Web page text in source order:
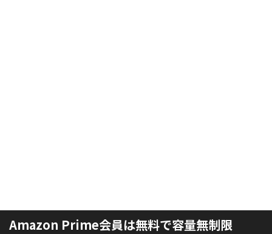
Amazon Prime会員は無料で容量無制限